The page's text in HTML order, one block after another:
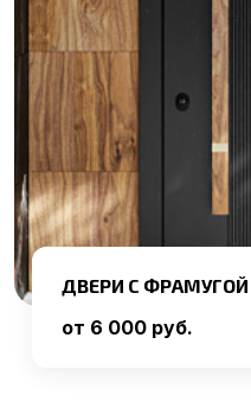
ДВЕРИ С ФРАМУГОЙ
от 6 000 руб.